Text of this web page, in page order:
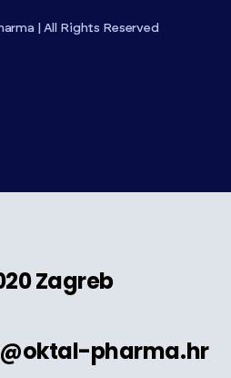
Zagreb
pharma.hr
| All Rights Reserved